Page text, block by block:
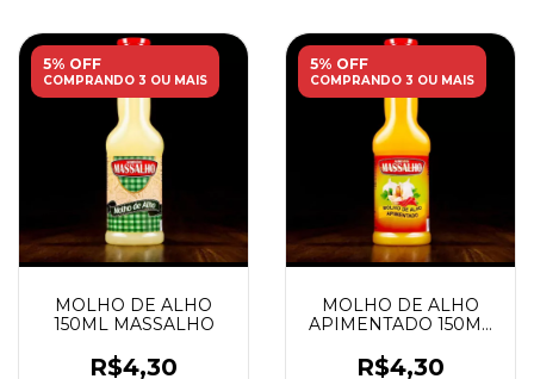
5% OFF
COMPRANDO 3 OU MAIS
MOLHO DE ALHO
150ML MASSALHO
R$4,30
5% OFF
COMPRANDO 3 OU MAIS
MOLHO DE ALHO
APIMENTADO 150ML
R$4,30